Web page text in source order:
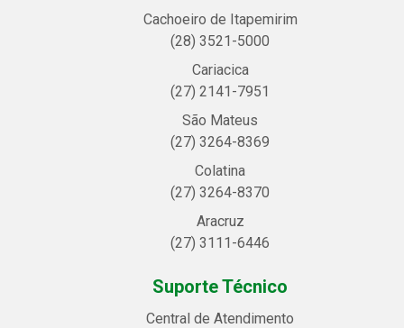
Cachoeiro de Itapemirim
(28) 3521-5000
Cariacica
(27) 2141-7951
São Mateus
(27) 3264-8369
Colatina
(27) 3264-8370
Aracruz
(27) 3111-6446
Suporte Técnico
Central de Atendimento